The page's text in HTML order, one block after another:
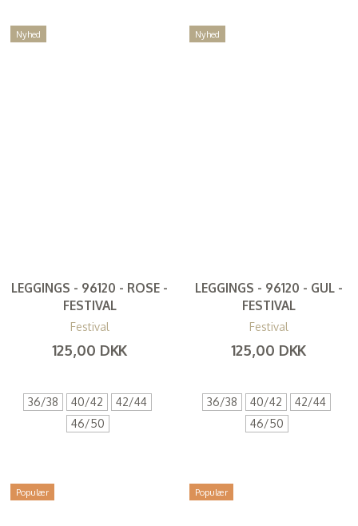
Nyhed
LEGGINGS - 96120 - ROSE -
FESTIVAL
Festival
125,00 DKK
36/38 40/42
42/44
46/50
Nyhed
LEGGINGS - 96120 - GUL -
FESTIVAL
Festival
125,00 DKK
36/38 40/42
42/44
46/50
Populær Populær